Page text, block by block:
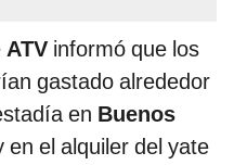
ATV informó que los
gastado alrededor
en Buenos
el alquiler del yate